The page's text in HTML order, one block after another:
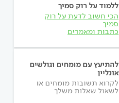
ללמוד על רוק סמיך
הכי חשוב לדעת על רוק
סמיך
כתבות ומאמרים
להתיעץ עם מומחים וגולשים
אונליין
לקרוא תשובות מומחים או
לשאול שאלות משלך